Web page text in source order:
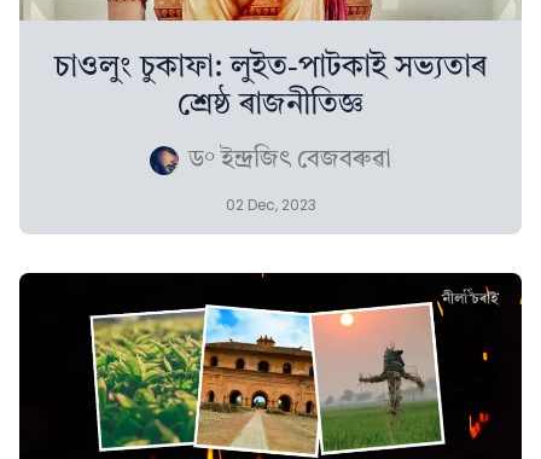
চাওলুং চুকাফা: লুইত-পাটকাই সভ্যতাৰ
শ্ৰেষ্ঠ ৰাজনীতিজ্ঞ
ড° ইন্দ্ৰজিৎ বেজবৰুৱা
02 Dec, 2023